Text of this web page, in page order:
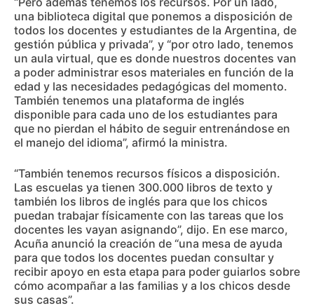
una biblioteca digital que ponemos a disposición de
todos los docentes y estudiantes de la Argentina, de
gestión pública y privada”, y “por otro lado, tenemos
un aula virtual, que es donde nuestros docentes van
a poder administrar esos materiales en función de la
edad y las necesidades pedagógicas del momento.
También tenemos una plataforma de inglés
disponible para cada uno de los estudiantes para
que no pierdan el hábito de seguir entrenándose en
el manejo del idioma”, afirmó la ministra.
“También tenemos recursos físicos a disposición.
Las escuelas ya tienen 300.000 libros de texto y
también los libros de inglés para que los chicos
puedan trabajar físicamente con las tareas que los
docentes les vayan asignando”, dijo. En ese marco,
Acuña anunció la creación de “una mesa de ayuda
para que todos los docentes puedan consultar y
recibir apoyo en esta etapa para poder guiarlos sobre
cómo acompañar a las familias y a los chicos desde
sus casas”.